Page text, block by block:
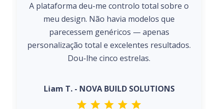
A plataforma deu-me controlo total sobre o
meu design. Não havia modelos que
parecessem genéricos — apenas
personalização total e excelentes resultados.
Dou-lhe cinco estrelas.
Liam T. - NOVA BUILD SOLUTIONS